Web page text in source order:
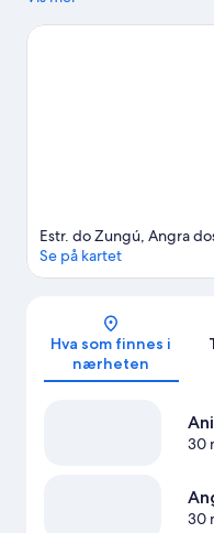
Se flere skihytter i
Estr. do Zungú, Angra
Se på kartet
Hva som finnes i
nærheten
30
30